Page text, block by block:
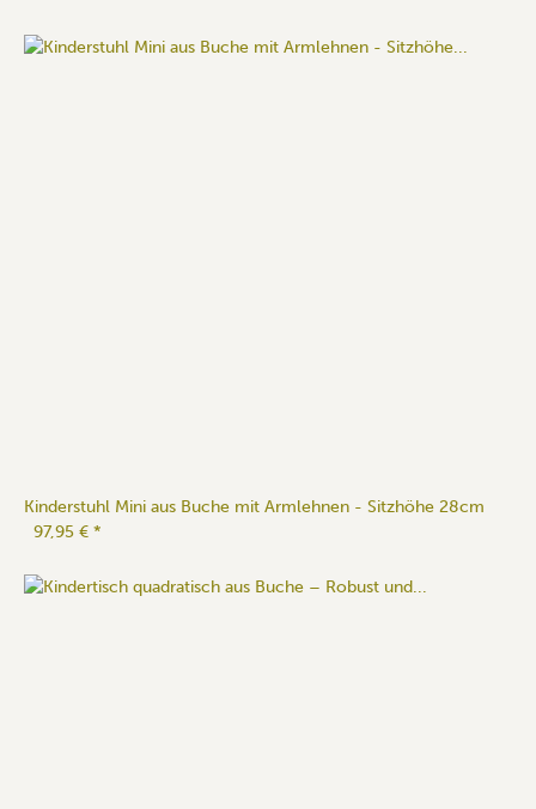
Kinderstuhl Mini aus Buche mit Armlehnen - Sitzhöhe 28cm
97,95 € *